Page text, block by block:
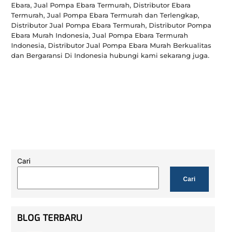
Ebara, Jual Pompa Ebara Termurah, Distributor Ebara
Termurah, Jual Pompa Ebara Termurah dan Terlengkap,
Distributor Jual Pompa Ebara Termurah, Distributor Pompa
Ebara Murah Indonesia, Jual Pompa Ebara Termurah
Indonesia, Distributor Jual Pompa Ebara Murah Berkualitas
dan Bergaransi Di Indonesia hubungi kami sekarang juga.
Cari
Cari
BLOG TERBARU